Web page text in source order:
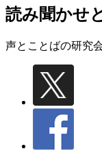
読み聞かせ
声とことばの研究